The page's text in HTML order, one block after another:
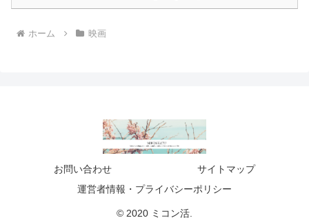
ホーム 映画
お問い合わせ
サイトマップ
運営者情報・プライバシーポリシー
© 2020 ミコン活.